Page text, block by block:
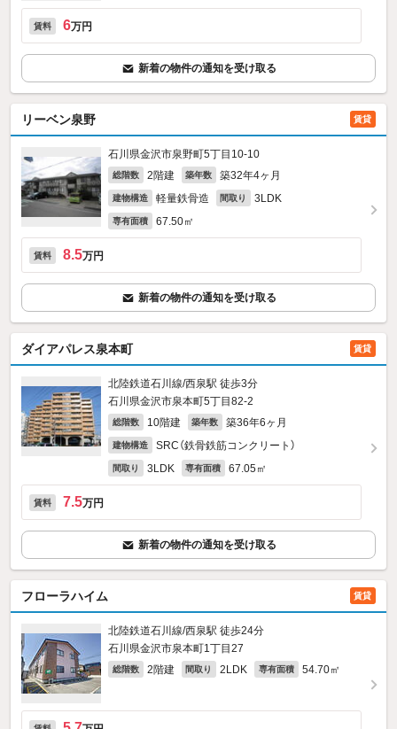
賃料 6万円
新着の物件の通知を受け取る
リーベン泉野 賃貸
石川県金沢市泉野町5丁目10-10
総階数 2階建 築年数 築32年4ヶ月
建物構造 軽量鉄骨造 間取り 3LDK
専有面積 67.50㎡
賃料 8.5万円
新着の物件の通知を受け取る
ダイアパレス泉本町 賃貸
北陸鉄道石川線/西泉駅 徒歩3分
石川県金沢市泉本町5丁目82‐2
総階数 10階建 築年数 築36年6ヶ月
建物構造 SRC（鉄骨鉄筋コンクリート）
間取り 3LDK 専有面積 67.05㎡
賃料 7.5万円
新着の物件の通知を受け取る
フローラハイム 賃貸
北陸鉄道石川線/西泉駅 徒歩24分
石川県金沢市泉本町1丁目27
総階数 2階建 間取り 2LDK 専有面積 54.70㎡